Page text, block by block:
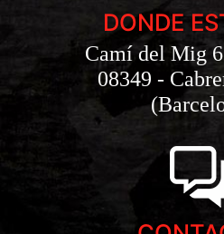
DONDE
Camí del Mig
08349 -